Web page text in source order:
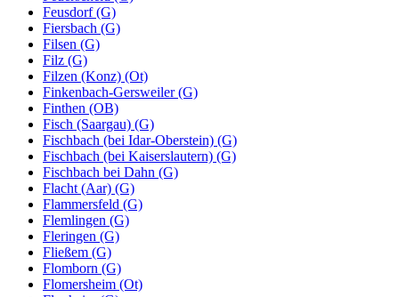
Feusdorf (G)
Fiersbach (G)
Filsen (G)
Filz (G)
Filzen (Konz) (Ot)
Finkenbach-Gersweiler (G)
Finthen (OB)
Fisch (Saargau) (G)
Fischbach (bei Idar-Oberstein) (G)
Fischbach (bei Kaiserslautern) (G)
Fischbach bei Dahn (G)
Flacht (Aar) (G)
Flammersfeld (G)
Flemlingen (G)
Fleringen (G)
Fließem (G)
Flomborn (G)
Flomersheim (Ot)